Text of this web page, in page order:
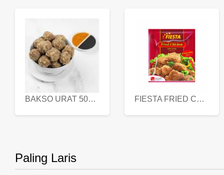
BAKSO URAT 500 GR FIESTA FRIED CHICKEN 500 GR
Paling Laris